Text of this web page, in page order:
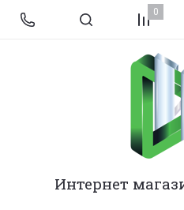
0
Интернет